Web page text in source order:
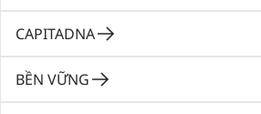
CAPITADNA
BỀN VỮNG